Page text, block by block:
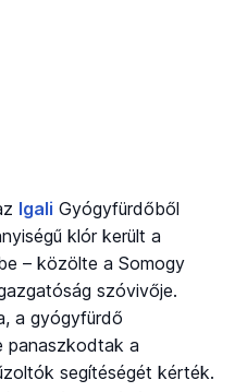
Igali Gyógyfürdőből
klór került a
– közölte a Somogy
szóvivője.
a gyógyfürdő
panaszkodtak a
segítéségét kérték.